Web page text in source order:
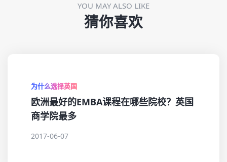
YOU MAY ALSO LIKE
猜你喜欢
为什么选择英国
欧洲最好的EMBA课程在哪些院校？英国
商学院最多
2017-06-07